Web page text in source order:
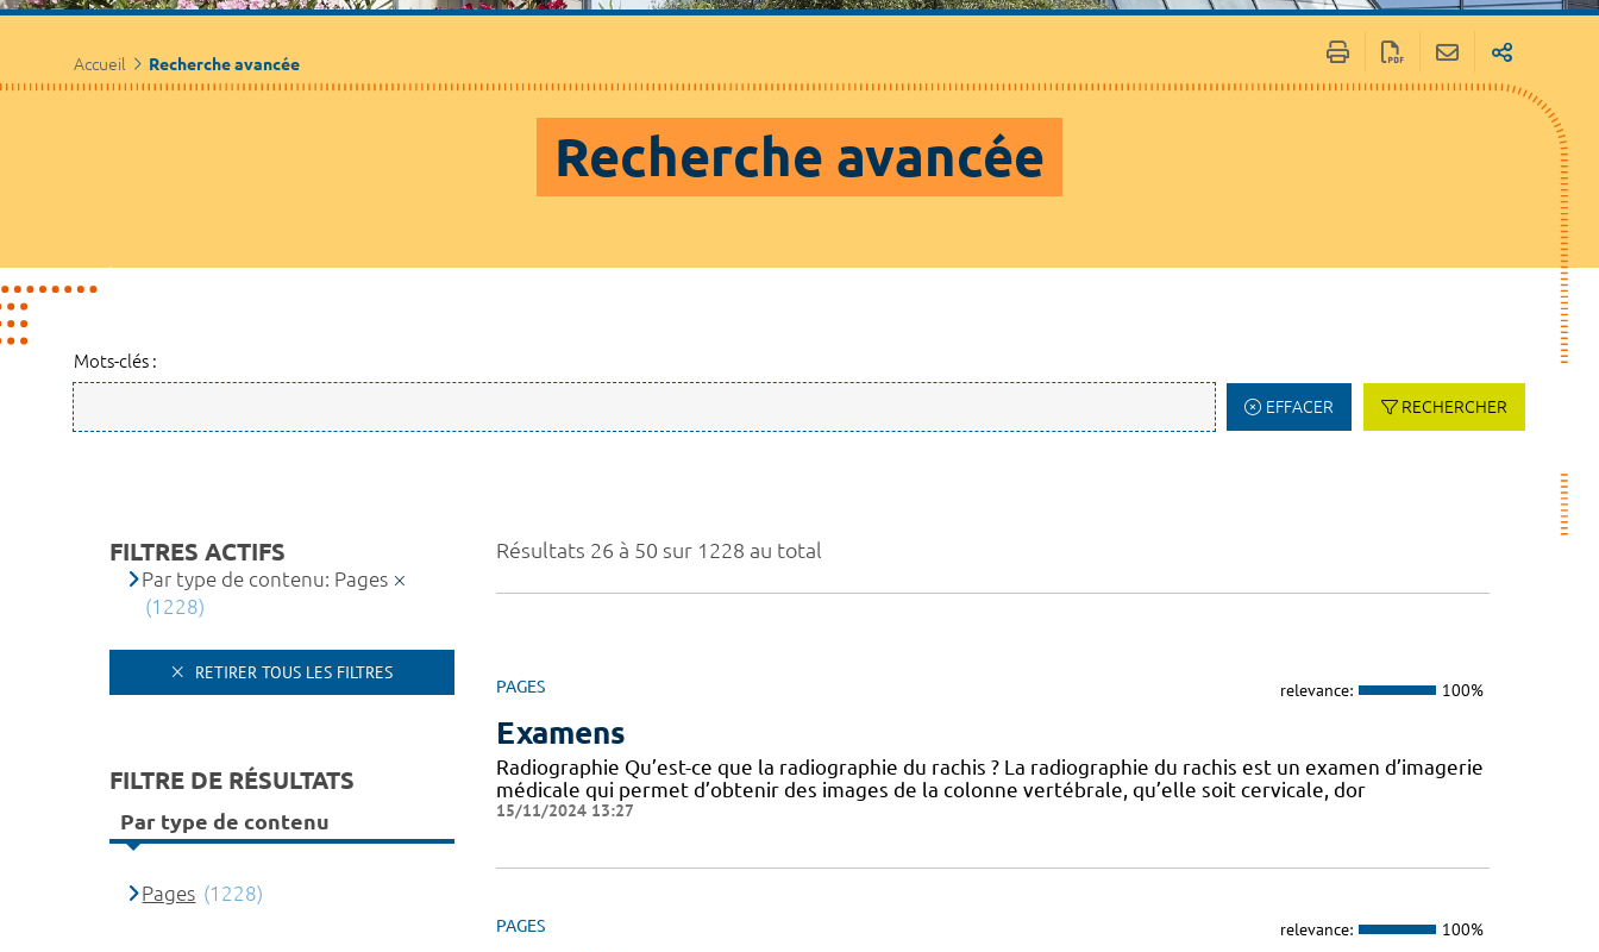
Accueil Recherche avancée
Recherche avancée
Mots-clés :
EFFACER RECHERCHER
Résultats 26 à 50 sur 1228 au total
PAGES relevance: 100%
Examens
Radiographie Qu’est-ce que la radiographie du rachis ? La radiographie du rachis est un examen d’imagerie
médicale qui permet d’obtenir des images de la colonne vertébrale, qu’elle soit cervicale, dor
15/11/2024 13:27
PAGES relevance: 100%
FILTRES ACTIFS
Par type de contenu: Pages
(1228)
RETIRER TOUS LES FILTRES
FILTRE DE RÉSULTATS
Par type de contenu
Pages (1228)